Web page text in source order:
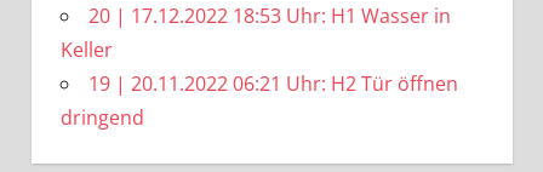
20 | 17.12.2022 18:53 Uhr: H1 Wasser in
Keller
19 | 20.11.2022 06:21 Uhr: H2 Tür öffnen
dringend